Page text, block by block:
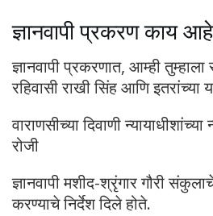
ज्ञानवापी प्रकरण काय
ज्ञानवापी प्रकरणात, आम्ही तुम्हाला
रहिवासी राखी सिंह आणि इतरांच्या
वाराणसीच्या दिवाणी
रोजी
ज्ञानवापी मशीद-श्रृंगार गौरी
करण्याचे निर्देश दिले होते.